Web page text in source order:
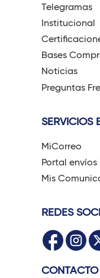
Telegramas
Institucional
Bases
Noticias
Preguntas
SERVICIOS
MiCorreo
Portal
Mis
REDES
CONTACTO